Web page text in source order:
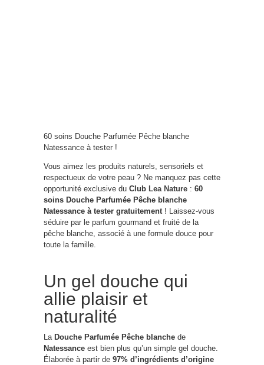
60 soins Douche Parfumée Pêche blanche
Natessance à tester !
Vous aimez les produits naturels, sensoriels et
respectueux de votre peau ? Ne manquez pas cette
opportunité exclusive du Club Lea Nature : 60
soins Douche Parfumée Pêche blanche
Natessance à tester gratuitement ! Laissez-vous
séduire par le parfum gourmand et fruité de la
pêche blanche, associé à une formule douce pour
toute la famille.
Un gel douche qui
allie plaisir et
naturalité
La Douche Parfumée Pêche blanche de
Natessance est bien plus qu’un simple gel douche.
Élaborée à partir de 97% d’ingrédients d’origine